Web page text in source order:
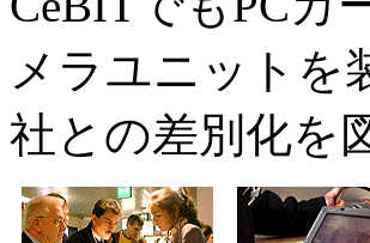
メラユニットを
社との差別化を